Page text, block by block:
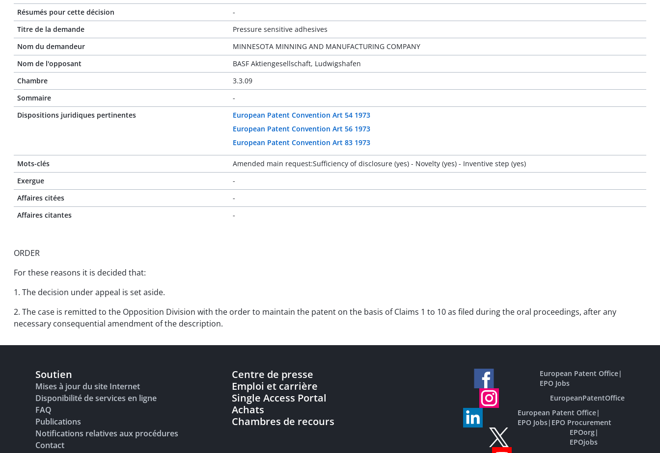
Résumés pour cette décision
-
Titre de la demande
Pressure sensitive adhesives
Nom du demandeur
MINNESOTA MINNING AND MANUFACTURING COMPANY
Nom de l'opposant
BASF Aktiengesellschaft, Ludwigshafen
Chambre
3.3.09
Sommaire
-
Dispositions juridiques pertinentes
European Patent Convention Art 54 1973
European Patent Convention Art 56 1973
European Patent Convention Art 83 1973
Mots-clés
Amended main request:Sufficiency of disclosure (yes) - Novelty (yes) - Inventive step (yes)
Exergue
-
Affaires citées
-
Affaires citantes
-
ORDER
For these reasons it is decided that:
1. The decision under appeal is set aside.
2. The case is remitted to the Opposition Division with the order to maintain the patent on the basis of Claims 1 to 10 as filed during the oral proceedings, after any
necessary consequential amendment of the description.
Soutien
Mises à jour du site Internet
Disponibilité de services en ligne
FAQ
Publications
Notifications relatives aux procédures
Contact
Centre de presse
Emploi et carrière
Single Access Portal
Achats
Chambres de recours
European Patent Office|
EPO Jobs
EuropeanPatentOffice
European Patent Office|
EPO Jobs| EPO Procurement
EPOorg|
EPOjobs